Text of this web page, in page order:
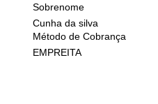
Sobrenome
Cunha da silva
Método de Cobrança
EMPREITA